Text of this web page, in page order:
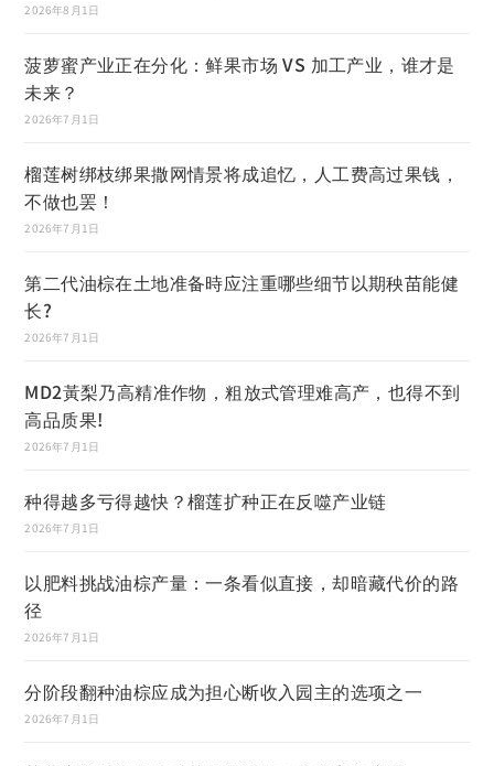
2026年8月1日
菠萝蜜产业正在分化：鲜果市场 VS 加工产业，谁才是
未来？
2026年7月1日
榴莲树绑枝绑果撒网情景将成追忆，人工费高过果钱，
不做也罢！
2026年7月1日
第二代油棕在土地准备時应注重哪些细节以期秧苗能健
长?
2026年7月1日
MD2黃梨乃高精准作物，粗放式管理难高产，也得不到
高品质果!
2026年7月1日
种得越多亏得越快？榴莲扩种正在反噬产业链
2026年7月1日
以肥料挑战油棕产量：一条看似直接，却暗藏代价的路
径
2026年7月1日
分阶段翻种油棕应成为担心断收入园主的选项之一
2026年7月1日